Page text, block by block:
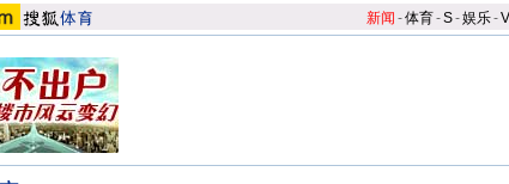
新闻 -体育-S-娱乐-V